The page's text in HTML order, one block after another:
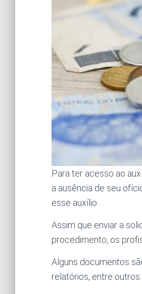
Para ter acesso ao
a ausência de seu
esse auxílio.
Assim que enviar a
procedimento, os
Alguns documentos
relatórios, entre